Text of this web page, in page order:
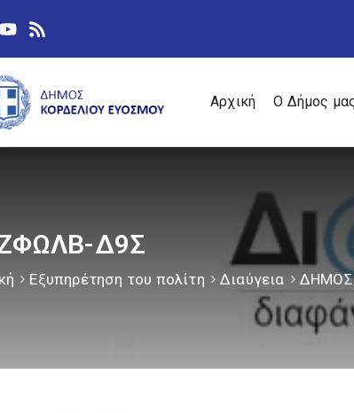
Αρχική Ο Δήμος
Δ9Σ
Εξυπηρέτηση του πολίτη Διαύγεια